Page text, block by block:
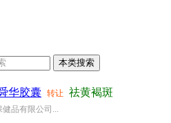
华胶囊 转让 祛黄褐斑
健品有限公司...